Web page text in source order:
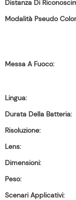
Distanza Di
Modalità Pseudo
Messa A Fuoco:
Lingua:
Durata Della Batteria:
Risoluzione:
Lens:
Dimensioni:
Peso:
Scenari Applicativi: